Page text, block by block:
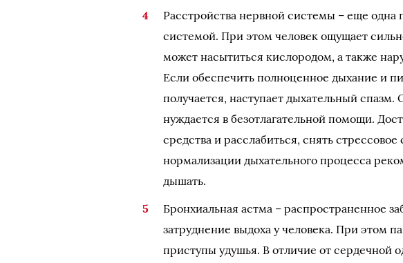
Расстройства нервной системы – еще
системой. При этом человек ощущает
может насытиться кислородом, а также
Если обеспечить полноценное дыхание и
получается, наступает дыхательный спазм.
нуждается в безотлагательной помощи.
средства и расслабиться, снять
нормализации дыхательного процесса
дышать.
Бронхиальная астма – распространенное
затруднение выдоха у человека. При этом
приступы удушья. В отличие от сердечной